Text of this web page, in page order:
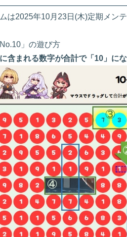
は2025年10月23日(木)定期メン
」の遊び方
に含まれる数字が合計で「10」に